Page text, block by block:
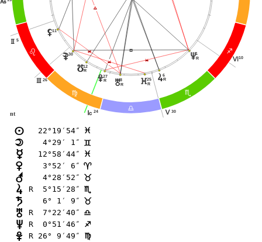
?
@
A
B
C
5
H
26
24
J 30
K
10
L
z11
{30
y12
R
w27
R
u8
R
}25
R
s6
R
v1
R
Ï
Ë
Ë
Í
Ë
nt
n 22°19′54″ F
o 4°29′ 1″ =
p 12°58′44″ F
q 3°52′ 6″ ;
r 4°28′52″ <
s R  5°15′28″ B
t 6° 1′ 9″ <
u R  7°22′40″ A
v R  0°51′46″ C
w R 26° 9′49″ @